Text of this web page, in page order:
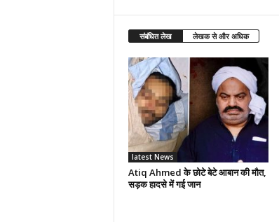
संबंधित लेख लेखक से और अधिक
latest News
Atiq Ahmed के छोटे बेटे आबान की मौत,
सड़क हादसे में गई जान